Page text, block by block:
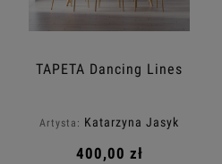
TAPETA Dancing Lines
Artysta: Katarzyna Jasyk
400,00 zł